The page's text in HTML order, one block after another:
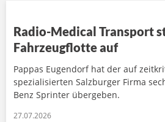
Radio-Medical Transport
Fahrzeugflotte auf
Pappas Eugendorf hat der auf
spezialisierten Salzburger Firma
Benz Sprinter übergeben.
27.07.2026